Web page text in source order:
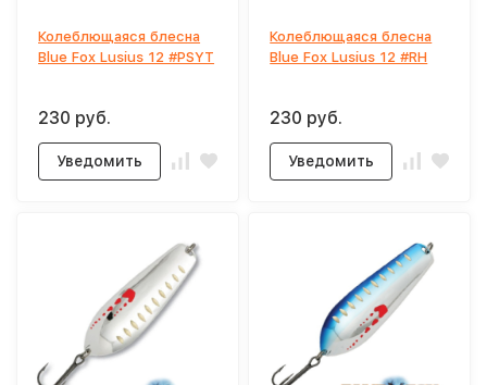
Колеблющаяся блесна
Blue Fox Lusius 12 #PSYT
230 руб.
Уведомить
Колеблющаяся блесна
Blue Fox Lusius 12 #RH
230 руб.
Уведомить